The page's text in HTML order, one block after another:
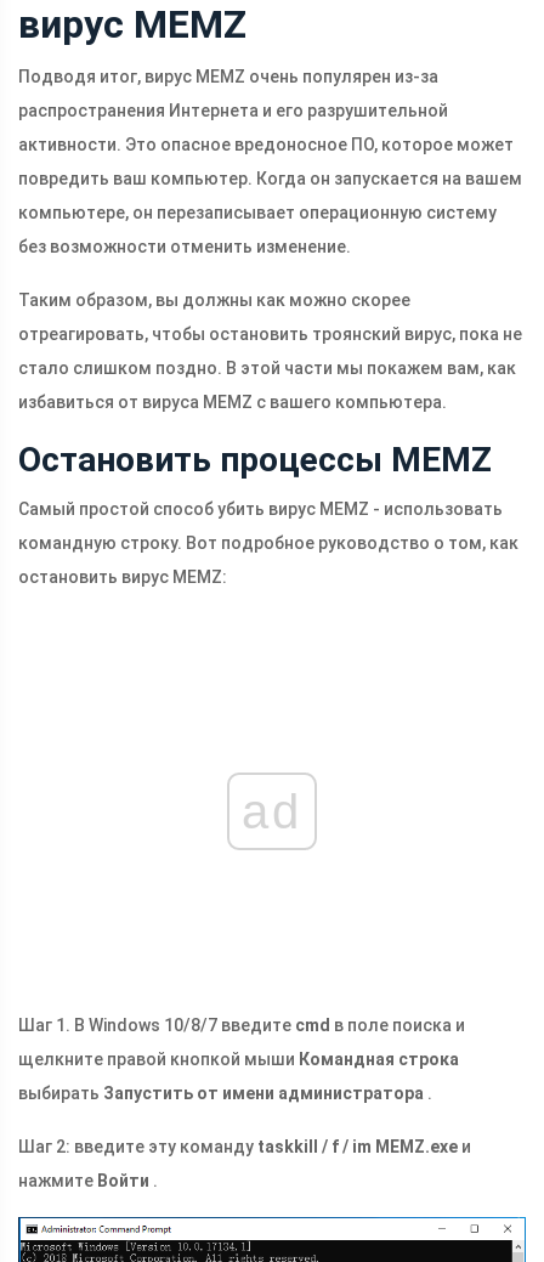
вирус MEMZ
Подводя итог, вирус MEMZ очень популярен из-за
распространения Интернета и его разрушительной
активности. Это опасное вредоносное ПО, которое может
повредить ваш компьютер. Когда он запускается на вашем
компьютере, он перезаписывает операционную систему
без возможности отменить изменение.
Таким образом, вы должны как можно скорее
отреагировать, чтобы остановить троянский вирус, пока не
стало слишком поздно. В этой части мы покажем вам, как
избавиться от вируса MEMZ с вашего компьютера.
Остановить процессы MEMZ
Самый простой способ убить вирус MEMZ - использовать
командную строку. Вот подробное руководство о том, как
остановить вирус MEMZ:
ad
Шаг 1. В Windows 10/8/7 введите cmd в поле поиска и
щелкните правой кнопкой мыши Командная строка
выбирать Запустить от имени администратора .
Шаг 2: введите эту команду taskkill / f / im MEMZ.exe и
нажмите Войти .